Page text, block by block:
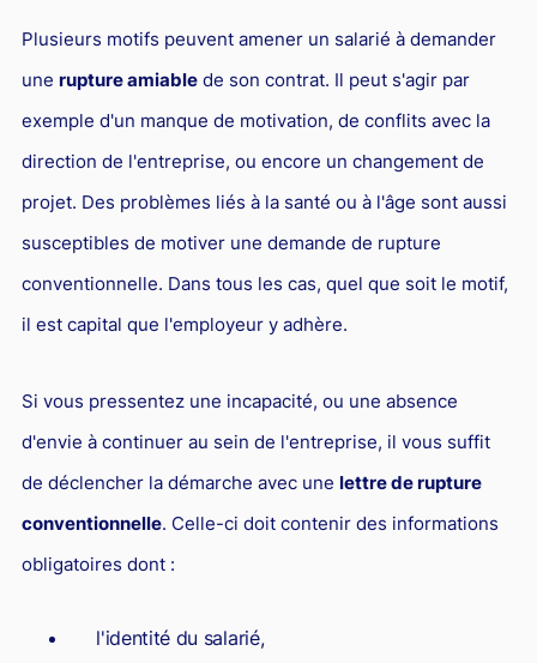
Plusieurs motifs peuvent amener un salarié à demander
une rupture amiablede son contrat. Il peut s'agir par
exemple d'un manque de motivation, de conflits avec la
direction de l'entreprise, ou encore un changement de
projet. Des problèmes liés à la santé ou à l'âge sont aussi
susceptibles de motiver une demande de rupture
conventionnelle. Dans tous les cas, quel que soit le motif,
il est capital que l'employeur y adhère.
Si vous pressentez une incapacité, ou une absence
d'envie à continuer au sein de l'entreprise, il vous suffit
de déclencher la démarche avec une lettre de rupture
conventionnelle. Celle-ci doit contenir des informations
obligatoires dont :
l'identité du salarié,